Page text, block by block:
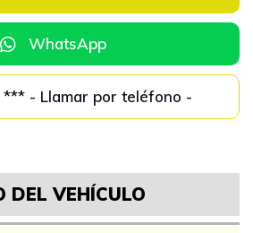
WhatsApp
346 *** *** - Llamar por teléfono -
DEL VEHÍCULO